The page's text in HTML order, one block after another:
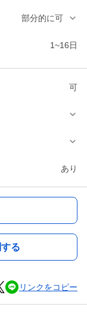
部分的に可
1~16日
可
あり
る
リンクをコピー